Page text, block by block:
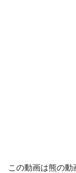
この動画は熊の